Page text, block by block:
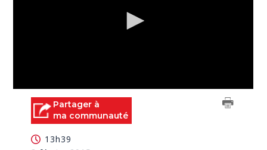
seconds Partager à
ma communauté
13h39